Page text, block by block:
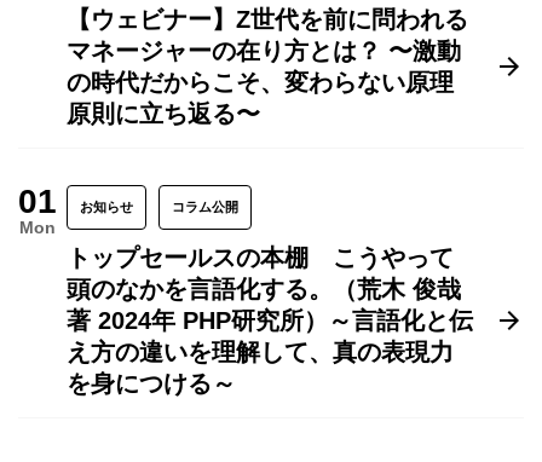
【ウェビナー】Z世代を前に問われる
マネージャーの在り方とは？ 〜激動
の時代だからこそ、変わらない原理
原則に立ち返る〜
01
Mon
お知らせ コラム公開
トップセールスの本棚 こうやって
頭のなかを言語化する。（荒木 俊哉
著 2024年 PHP研究所）～言語化と伝
え方の違いを理解して、真の表現力
を身につける～